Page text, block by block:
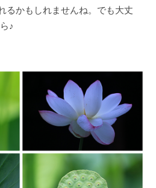
るかもしれませんね。でも大丈
♪